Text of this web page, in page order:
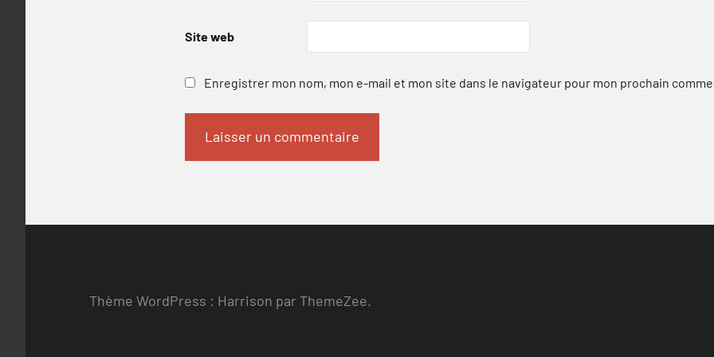
Site web
Enregistrer mon nom, mon e-mail et mon site dans le navigateur pour mon prochain
Thème WordPress : Harrison par ThemeZee.